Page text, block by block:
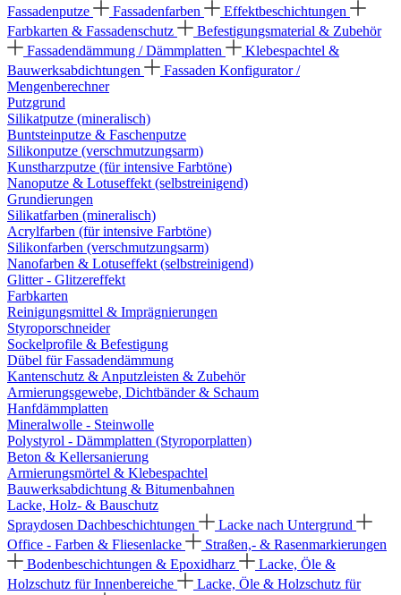
Fassadenputze
Fassadenfarben
Effektbeschichtungen
Farbkarten & Fassadenschutz
Befestigungsmaterial & Zubehör
Fassadendämmung / Dämmplatten
Klebespachtel &
Bauwerksabdichtungen
Fassaden Konfigurator /
Mengenberechner
Putzgrund
Silikatputze (mineralisch)
Buntsteinputze & Faschenputze
Silikonputze (verschmutzungsarm)
Kunstharzputze (für intensive Farbtöne)
Nanoputze & Lotuseffekt (selbstreinigend)
Grundierungen
Silikatfarben (mineralisch)
Acrylfarben (für intensive Farbtöne)
Silikonfarben (verschmutzungsarm)
Nanofarben & Lotuseffekt (selbstreinigend)
Glitter - Glitzereffekt
Farbkarten
Reinigungsmittel & Imprägnierungen
Styroporschneider
Sockelprofile & Befestigung
Dübel für Fassadendämmung
Kantenschutz & Anputzleisten & Zubehör
Armierungsgewebe, Dichtbänder & Schaum
Hanfdämmplatten
Mineralwolle - Steinwolle
Polystyrol - Dämmplatten (Styroporplatten)
Beton & Kellersanierung
Armierungsmörtel & Klebespachtel
Bauwerksabdichtung & Bitumenbahnen
Lacke, Holz- & Bauschutz
Spraydosen Dachbeschichtungen
Lacke nach Untergrund
Office - Farben & Fliesenlacke
Straßen,- & Rasenmarkierungen
Bodenbeschichtungen & Epoxidharz
Lacke, Öle &
Holzschutz für Innenbereiche
Lacke, Öle & Holzschutz für